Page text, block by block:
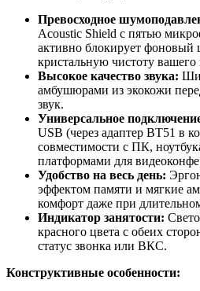
Превосходное
Acoustic Shield с пятью
активно блокирует фоновый
кристальную чистоту вашего
Высокое качество звука:
амбушюрами из экокожи
звук.
Универсальное
USB (через адаптер BT51 в
совместимости с ПК,
платформами для
Удобство на весь день:
эффектом памяти и мягкие
комфорт даже при
Индикатор занятости:
красного цвета с обеих
статус звонка или ВКС.
Конструктивные особенности: